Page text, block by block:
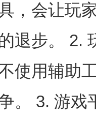
，会让玩
退步。 2.
使用辅助
。 3. 游